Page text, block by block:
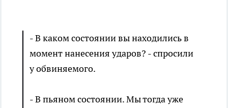
- В каком состоянии вы находились в
момент нанесения ударов? - спросили
у обвиняемого.
- В пьяном состоянии. Мы тогда уже